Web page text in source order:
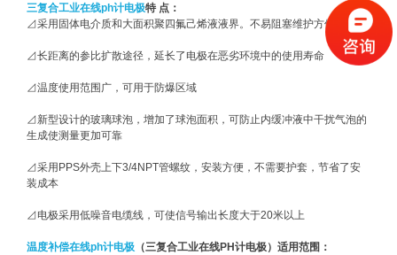
三复合工业在线ph计电极特 点：
⊿采用固体电介质和大面积聚四氟己烯液液界。不易阻塞维护方便
⊿长距离的参比扩散途径，延长了电极在恶劣环境中的使用寿命
⊿温度使用范围广，可用于防爆区域
⊿新型设计的玻璃球泡，增加了球泡面积，可防止内缓冲液中干扰气泡的
生成使测量更加可靠
⊿采用PPS外壳上下3/4NPT管螺纹，安装方便，不需要护套，节省了安
装成本
⊿电极采用低噪音电缆线，可使信号输出长度大于20米以上
温度补偿在线ph计电极 （三复合工业在线PH计电极）适用范围：